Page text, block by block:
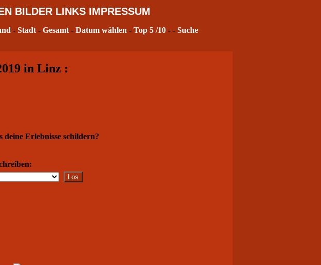
BILDER LINKS IMPRESSUM
- Stadt- Gesamt- Datum wählen - Top 5 /10- - Suche
in Linz :
Erlebnisse schildern?